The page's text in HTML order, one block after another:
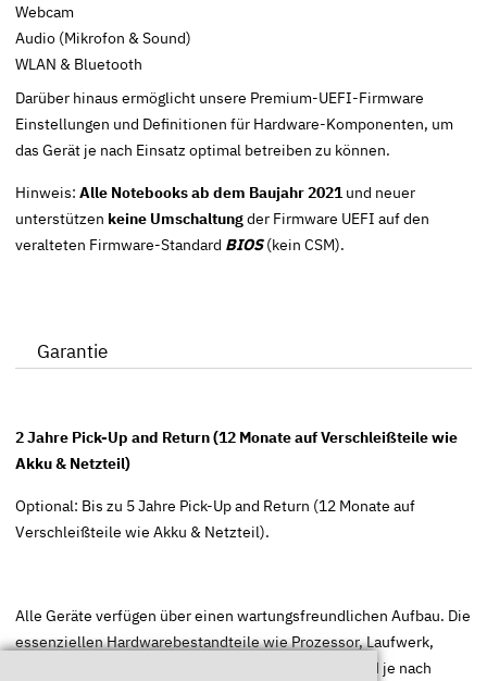
Webcam
Audio (Mikrofon & Sound)
WLAN & Bluetooth
Darüber hinaus ermöglicht unsere Premium-UEFI-Firmware
Einstellungen und Definitionen für Hardware-Komponenten, um
das Gerät je nach Einsatz optimal betreiben zu können.
Hinweis:Alle Notebooks ab dem Baujahr 2021 und neuer
unterstützen keine Umschaltungder Firmware UEFI auf den
veralteten Firmware-Standard BIOS(kein CSM).
Garantie
2 Jahre Pick-Up and Return (12 Monate auf Verschleißteile wie
Akku & Netzteil)
Optional: Bis zu 5 Jahre Pick-Up and Return (12 Monate auf
Verschleißteile wie Akku & Netzteil).
Alle Geräte verfügen über einen wartungsfreundlichen Aufbau. Die
essenziellen Hardwarebestandteile wie Prozessor, Laufwerk,
Festplatten, Arbeitsspeicher, WLAN-Module etc. sind je nach